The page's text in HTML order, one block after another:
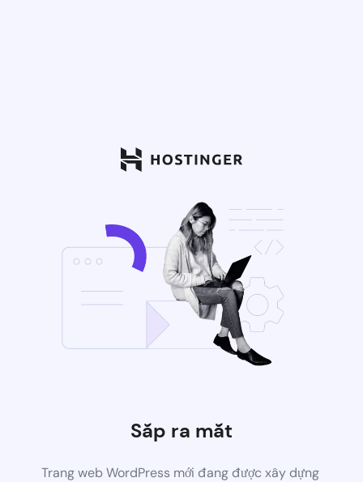
Sắp ra mắt
Trang web WordPress mới đang được xây dựng